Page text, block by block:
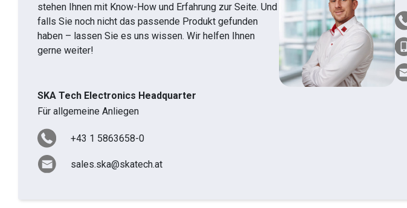
stehen Ihnen mit Know-How und Erfahrung zur Seite. Und
falls Sie noch nicht das passende Produkt gefunden
haben – lassen Sie es uns wissen. Wir helfen Ihnen
gerne weiter!
SKA Tech Electronics Headquarter
Für allgemeine Anliegen
+43 1 5863658-0
sales.ska@skatech.at